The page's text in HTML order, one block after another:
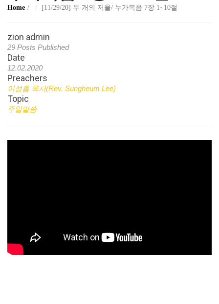
Home [11/29/20] 두 개의 저울/ 누가복음 7장 1~10절
zion admin
29 Posts Published
Date
12.02.2020
Preachers
이성흠 목사(Rev. Sungheum Lee)
Topic
주일말씀